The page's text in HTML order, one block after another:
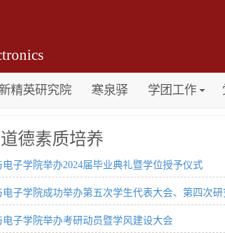
精英研究院 寒泉驿 学团工作
德素质培养
电子学院举办2024届毕业典礼暨学位授予仪式
电子学院成功举办第五次学生代表大会、第四次
电子学院举办考研动员暨学风建设大会